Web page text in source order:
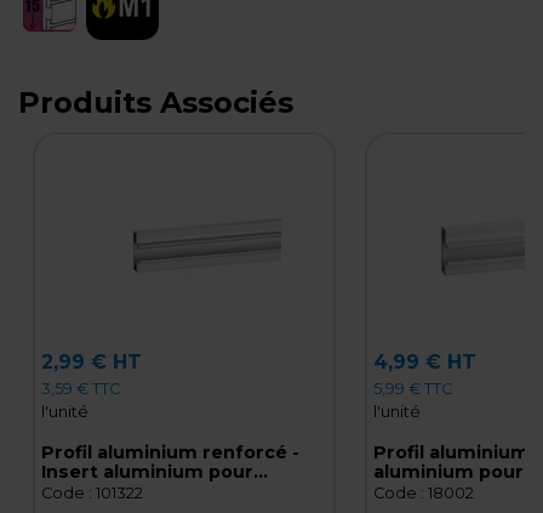
Produits Associés
2,99 € HT
3,59 € TTC
l'unité
Profil aluminium renforcé -
Insert aluminium pour
panneau rainuré L 120 cm gris
Code : 101322
4,99 € HT
5,99 € TTC
l'unité
Profil aluminium
aluminium pour
rainuré L 120 cm
Code : 18002